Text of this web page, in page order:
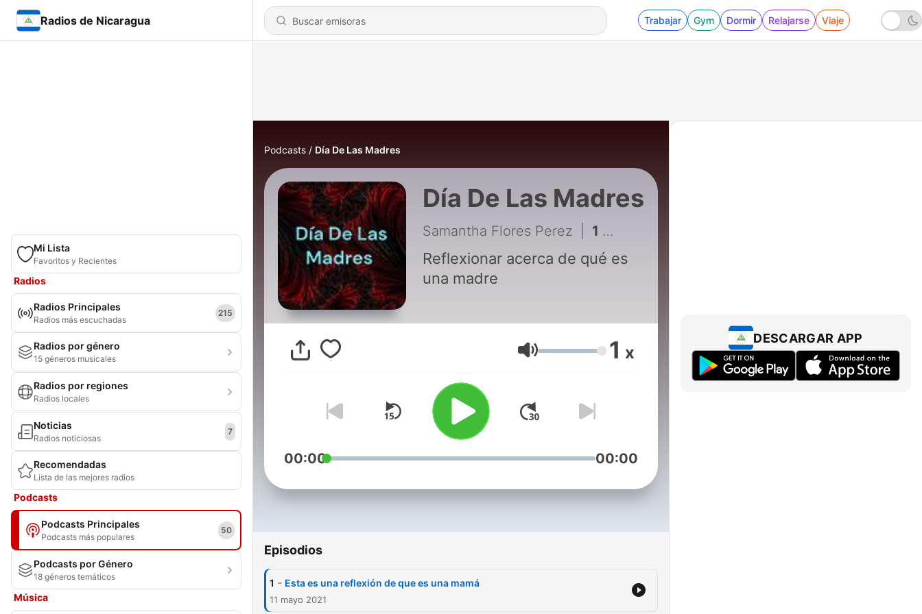
Radios de Nicaragua Trabajar Gym Dormir Relajarse Viaje
Mi Lista
Favoritos y Recientes
Radios
Radios Principales
Radios más escuchadas
215
Radios por género
15 géneros musicales
Radios por regiones
Radios locales
Noticias
Radios noticiosas
7
Recomendadas
Lista de las mejores radios
Podcasts
Podcasts Principales
Podcasts más populares
50
Podcasts por Género
18 géneros temáticos
Música
Podcasts Día De Las Madres
Día De Las Madres
Samantha Flores Perez 1 - Esta es una reflexión de que es una mamá
Reflexionar acerca de qué es
una madre
Volumen 1 x
00:00 00:00
Episodios
1 - Esta es una reflexión de que es una mamá
11 mayo 2021
DESCARGAR APP